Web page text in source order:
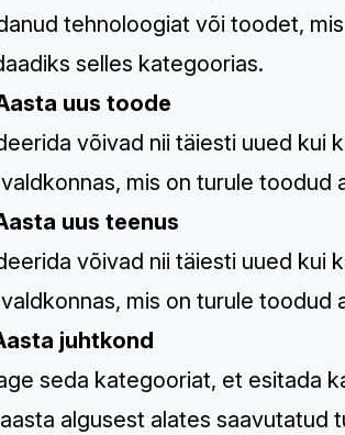
tehnoloogiat või toodet,
selles kategoorias.
uus toode
võivad nii täiesti uued
mis on turule toodud
uus teenus
võivad nii täiesti uued
mis on turule toodud
juhtkond
seda kategooriat, et esitada
algusest alates saavutatud